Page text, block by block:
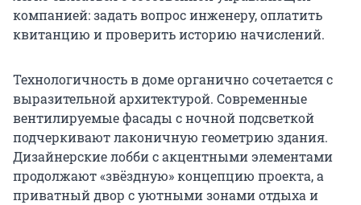
компанией: задать вопрос инженеру, оплатить
квитанцию и проверить историю начислений.
Технологичность в доме органично сочетается с
выразительной архитектурой. Современные
вентилируемые фасады с ночной подсветкой
подчеркивают лаконичную геометрию здания.
Дизайнерские лобби с акцентными элементами
продолжают «звёздную» концепцию проекта, а
приватный двор с уютными зонами отдыха и